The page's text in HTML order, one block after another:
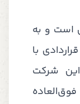
است و به
با
شرکت